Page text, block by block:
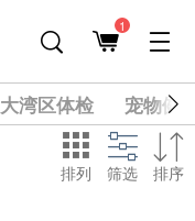
1
大湾区体检
宠物健
排列 筛选 排序